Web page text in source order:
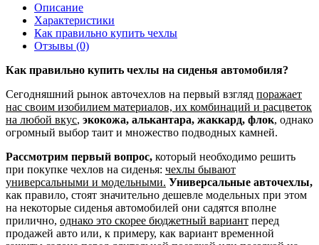
Описание
Характеристики
Как правильно купить чехлы
Отзывы (0)
Как правильно купить чехлы на сиденья автомобиля?
Сегодняшний рынок авточехлов на первый взгляд поражает
нас своим изобилием материалов, их комбинаций и расцветок
на любой вкус, экокожа, алькантара, жаккард, флок, однако
огромный выбор таит и множество подводных камней.
Рассмотрим первый вопрос, который необходимо решить
при покупке чехлов на сиденья: чехлы бывают
универсальными и модельными. Универсальные авточехлы,
как правило, стоят значительно дешевле модельных при этом
на некоторые сиденья автомобилей они садятся вполне
прилично, однако это скорее бюджетный вариант перед
продажей авто или, к примеру, как вариант временной